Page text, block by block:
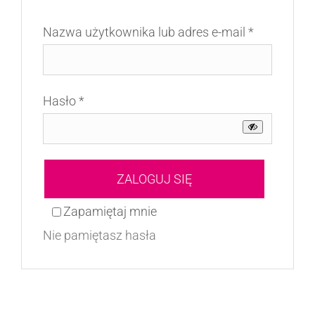
Nazwa użytkownika lub adres e-mail *
Hasło*Wymagane
Zapamiętaj mnie
ZALOGUJ SIĘ
Nie pamiętasz hasła